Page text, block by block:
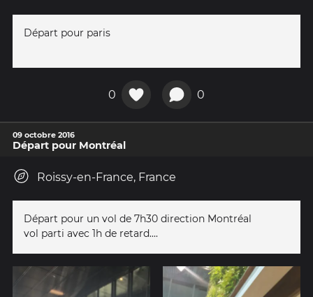
Départ pour paris
0 0
09 octobre 2016
Départ pour Montréal
Roissy-en-France, France
Départ pour un vol de 7h30 direction Montréal
vol parti avec 1h de retard....